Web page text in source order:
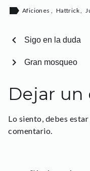
label Aficiones, Hattrick,
chevron_left Sigo en la duda
Gran mosqueo
chevron_right
Dejar
Lo siento, debes estar
comentario.